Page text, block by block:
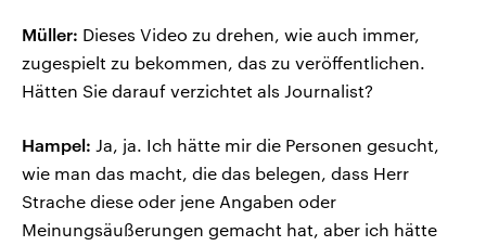
Müller: Dieses Video zu drehen, wie auch immer,
zugespielt zu bekommen, das zu veröffentlichen.
Hätten Sie darauf verzichtet als Journalist?
Hampel: Ja, ja. Ich hätte mir die Personen gesucht,
wie man das macht, die das belegen, dass Herr
Strache diese oder jene Angaben oder
Meinungsäußerungen gemacht hat, aber ich hätte